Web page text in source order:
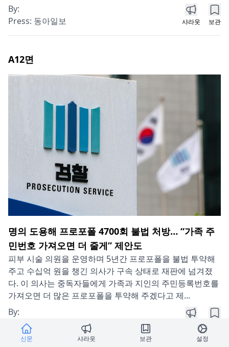
By:
Press: 동아일보 샤라웃 보관
A12면
명의 도용해 프로포폴 4700회 불법 처방… “가족 주
민번호 가져오면 더 줄게” 제안도
피부 시술 의원을 운영하며 5년간 프로포폴을 불법 투약해
주고 수십억 원을 챙긴 의사가 구속 상태로 재판에 넘겨졌
다. 이 의사는 중독자들에게 가족과 지인의 주민등록번호를
가져오면 더 많은 프로포폴을 투약해 주겠다고 제...
By:
Press:
샤라웃
신문
샤라웃 보관 설정